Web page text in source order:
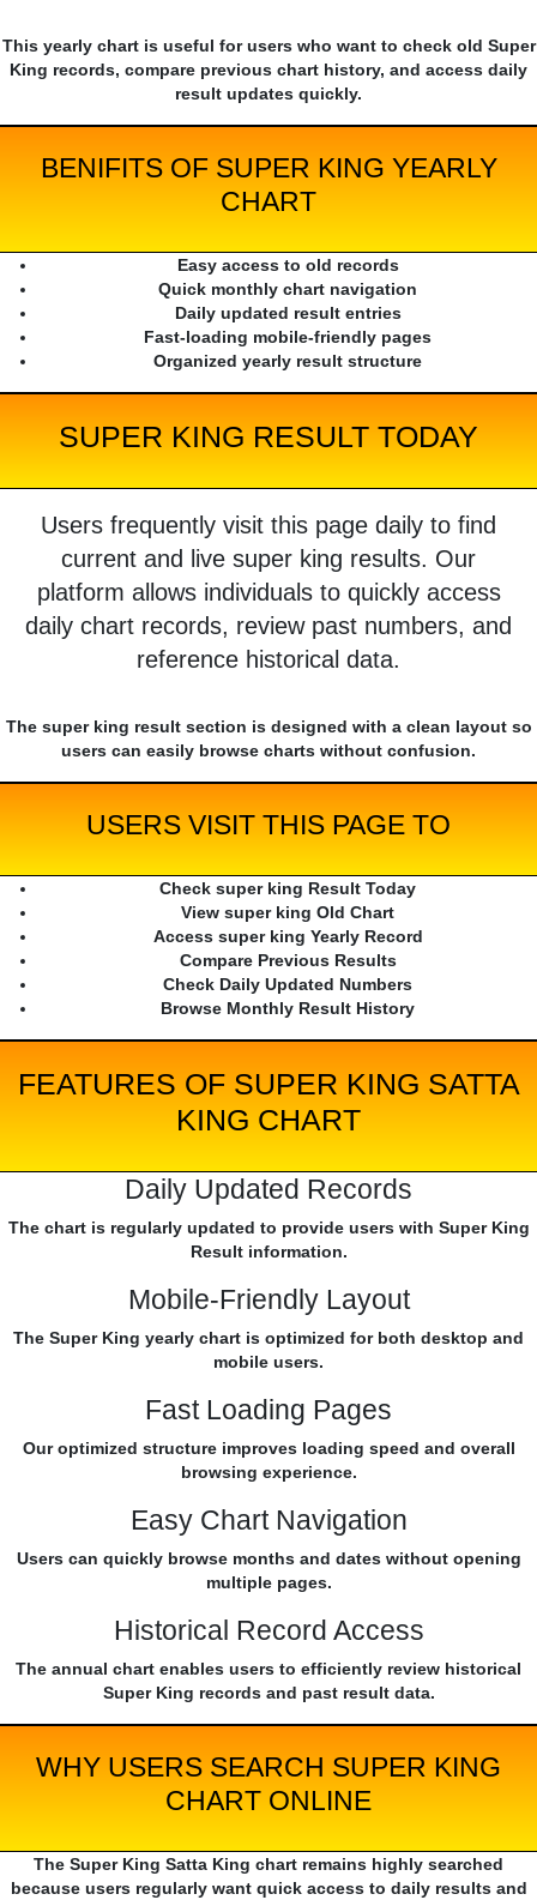
This yearly chart is useful for users who want to check old Super
King records, compare previous chart history, and access daily
result updates quickly.
BENIFITS OF SUPER KING YEARLY
CHART
Easy access to old records
Quick monthly chart navigation
Daily updated result entries
Fast-loading mobile-friendly pages
Organized yearly result structure
SUPER KING RESULT TODAY
Users frequently visit this page daily to find
current and live super king results. Our
platform allows individuals to quickly access
daily chart records, review past numbers, and
reference historical data.
The super king result section is designed with a clean layout so
users can easily browse charts without confusion.
USERS VISIT THIS PAGE TO
Check super king Result Today
View super king Old Chart
Access super king Yearly Record
Compare Previous Results
Check Daily Updated Numbers
Browse Monthly Result History
FEATURES OF SUPER KING SATTA
KING CHART
Daily Updated Records
The chart is regularly updated to provide users with Super King
Result information.
Mobile-Friendly Layout
The Super King yearly chart is optimized for both desktop and
mobile users.
Fast Loading Pages
Our optimized structure improves loading speed and overall
browsing experience.
Easy Chart Navigation
Users can quickly browse months and dates without opening
multiple pages.
Historical Record Access
The annual chart enables users to efficiently review historical
Super King records and past result data.
WHY USERS SEARCH SUPER KING
CHART ONLINE
The Super King Satta King chart remains highly searched
because users regularly want quick access to daily results and